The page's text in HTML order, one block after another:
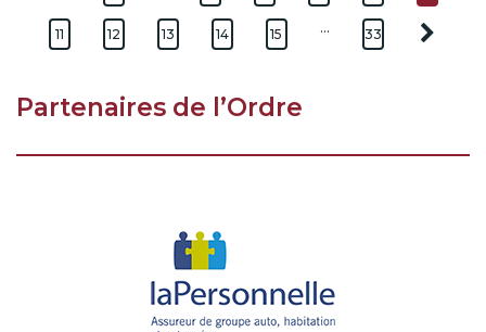
11 12 13 14 15 … 33
Partenaires de l’Ordre